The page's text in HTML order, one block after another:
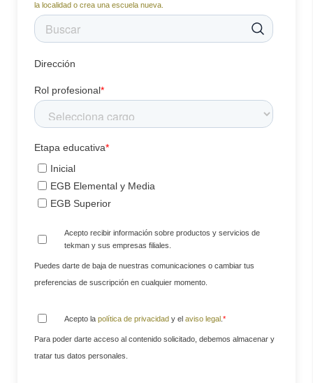
la localidad o crea una escuela nueva.
Dirección
Rol profesional*
Etapa educativa*
Inicial
EGB Elemental y Media
EGB Superior
Acepto recibir información sobre productos y servicios de
tekman y sus empresas filiales.
Puedes darte de baja de nuestras comunicaciones o cambiar tus
preferencias de suscripción en cualquier momento.
Acepto la política de privacidad y el aviso legal *
Para poder darte acceso al contenido solicitado, debemos almacenar y
tratar tus datos personales.